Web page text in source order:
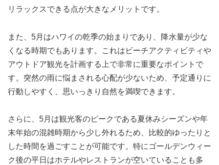
リラックスできる点が大きなメリットです。
また、5月はハワイの乾季の始まりであり、降水量が少な
くなる時期でもあります。これはビーチアクティビティや
アウトドア観光を計画する上で非常に重要なポイントで
す。突然の雨に悩まされる心配が少ないため、予定通りに
行動しやすく、思いっきり自然を満喫できます。
さらに、5月は観光客のピークである夏休みシーズンや年
末年始の混雑時期から少し外れるため、比較的ゆったりと
した時間を過ごすことが可能です。特にゴールデンウィー
ク後の平日はホテルやレストランが空いていることも多